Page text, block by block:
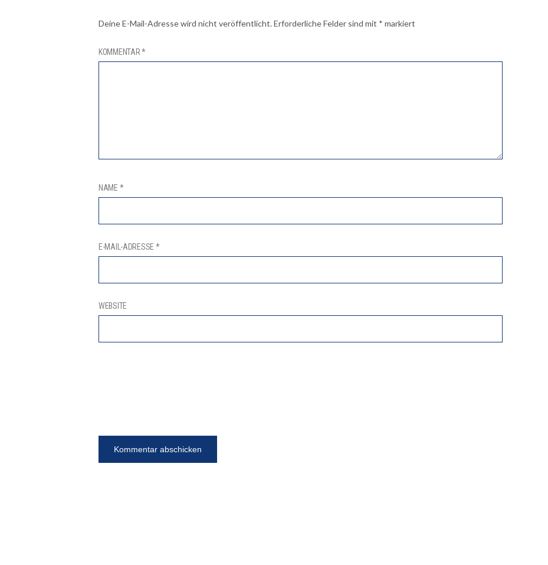
Deine E-Mail-Adresse wird nicht veröffentlicht.Erforderliche Felder sind mit * markiert
KOMMENTAR*
NAME *
E-MAIL-ADRESSE *
WEBSITE